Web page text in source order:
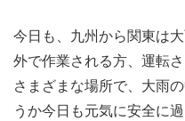
今日も、九州から関東は
外で作業される方、運転さ
さまざまな場所で、大雨
うか今日も元気に安全に